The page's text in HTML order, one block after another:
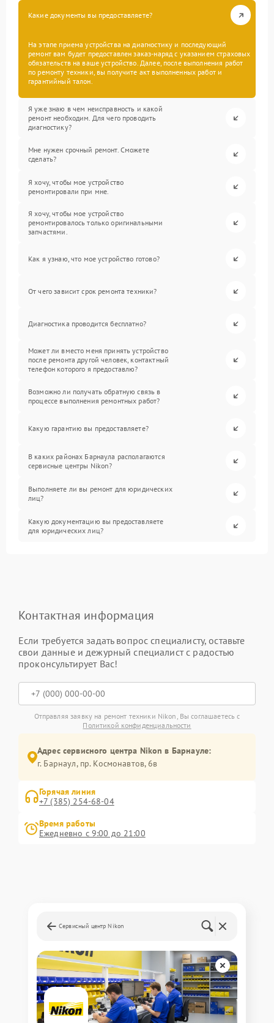
Какие документы вы предоставляете?
На этапе приема устройства на диагностику и последующий
ремонт вам будет предоставлен заказ-наряд с указанием страховых
обязательств на ваше устройство. Далее, после выполнения работ
по ремонту техники, вы получите акт выполненных работ и
гарантийный талон.
Я уже знаю в чем неисправность и какой
ремонт необходим. Для чего проводить
диагностику?
Мне нужен срочный ремонт. Сможете
сделать?
Я хочу, чтобы мое устройство
ремонтировали при мне.
Я хочу, чтобы мое устройство
ремонтировалось только оригинальными
запчастями.
Как я узнаю, что мое устройство готово?
От чего зависит срок ремонта техники?
Диагностика проводится бесплатно?
Может ли вместо меня принять устройство
после ремонта другой человек, контактный
телефон которого я предоставлю?
Возможно ли получать обратную связь в
процессе выполнения ремонтных работ?
Какую гарантию вы предоставляете?
В каких районах Барнаула располагаются
сервисные центры Nikon?
Выполняете ли вы ремонт для юридических
лиц?
Какую документацию вы предоставляете
для юридических лиц?
Контактная информация
Если требуется задать вопрос специалисту, оставьте
свои данные и дежурный специалист с радостью
проконсультирует Вас!
Отправляя заявку на ремонт техники Nikon, Вы соглашаетесь с
Политикой конфиденциальности
Адрес сервисного центра Nikon в Барнауле:
г. Барнаул, ​пр. Космонавтов, 6в
Горячая линия
+7 (385) 254-68-04
Время работы
Ежедневно с 9:00 до 21:00
Сервисный центр Nikon